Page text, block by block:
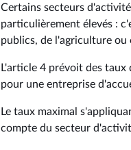
Certains secteurs
particulièrement élevés :
publics, de l'agriculture ou
L'article 4 prévoit des
pour une entreprise
Le taux maximal
compte du secteur